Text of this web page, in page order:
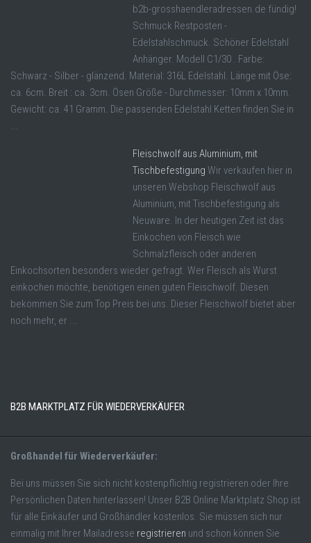
b2b-grosshaendleradressen.de fündig!
Schmuck Restposten -
Edelstahlschmuck. Schöner Edelstahl
Anhänger. Modell C1/30 . Farbe:
Schwarz - Silber - glänzend. Material: 316L Edelstahl. Länge mit Öse:
ca. 6cm. Breit : ca. 3cm. Ösen Größe - Durchmesser: 10mm x 10mm.
Gewicht: ca. 41 Gramm. Die passenden Edelstahl Ketten finden Sie in
...
Fleischwolf aus Aluminium, mit
Tischbefestigung Wir verkaufen hier in
unseren Webshop Fleischwolf aus
Aluminium, mit Tischbefestigung als
Neuware. In der heutigen Zeit ist das
Einkochen von Fleisch wie
Schmalzfleisch oder anderen
Einkochsorten besonders wieder gefragt. Wer Fleisch als Wurst
einkochen möchte, benötigen einen guten Fleischwolf. Diesen
bekommen Sie zum Top Preis bei uns. Dieser Fleischwolf bietet aber
noch mehr, er ...
B2B MARKTPLATZ FÜR WIEDERVERKÄUFER
Großhandel für Wiederverkäufer:
Bei uns müssen Sie sich nicht kostenpflichtig registrieren oder Ihre
Persönlichen Daten hinterlassen! Unser B2B Online Marktplatz Shop ist
für alle Einkäufer und Großhändler kostenlos. Sie müssen sich nur
einmalig mit Ihrer Mailadresse registrieren und schon können Sie